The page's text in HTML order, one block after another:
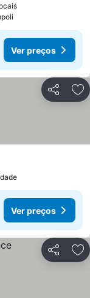
Ver preços
Partilhar
Ver preços
Partilhar